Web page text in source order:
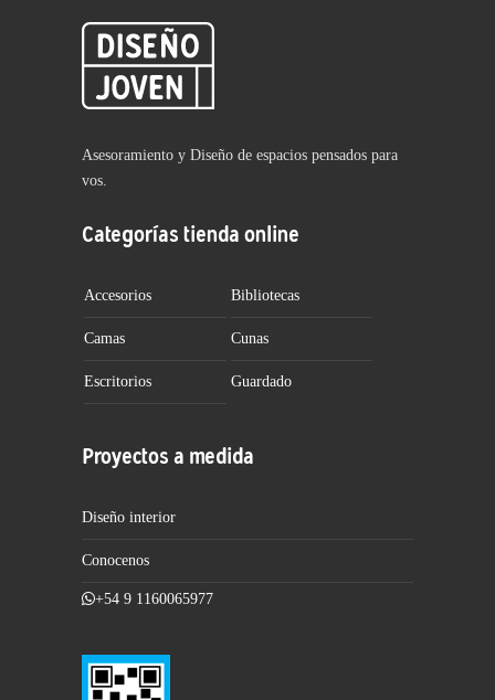
Asesoramiento y Diseño de espacios pensados para
vos.
Categorías tienda online
Accesorios Bibliotecas
Camas Cunas
Escritorios Guardado
Proyectos a medida
Diseño interior
Conocenos
+54 9 1160065977